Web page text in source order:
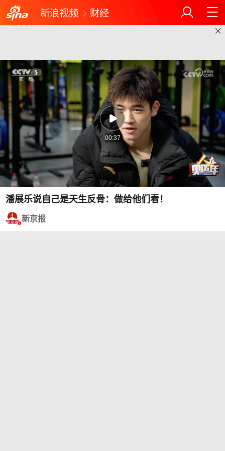
新浪视频 财经
00:37
潘展乐说自己是天生反骨：做给他们看！
新京报